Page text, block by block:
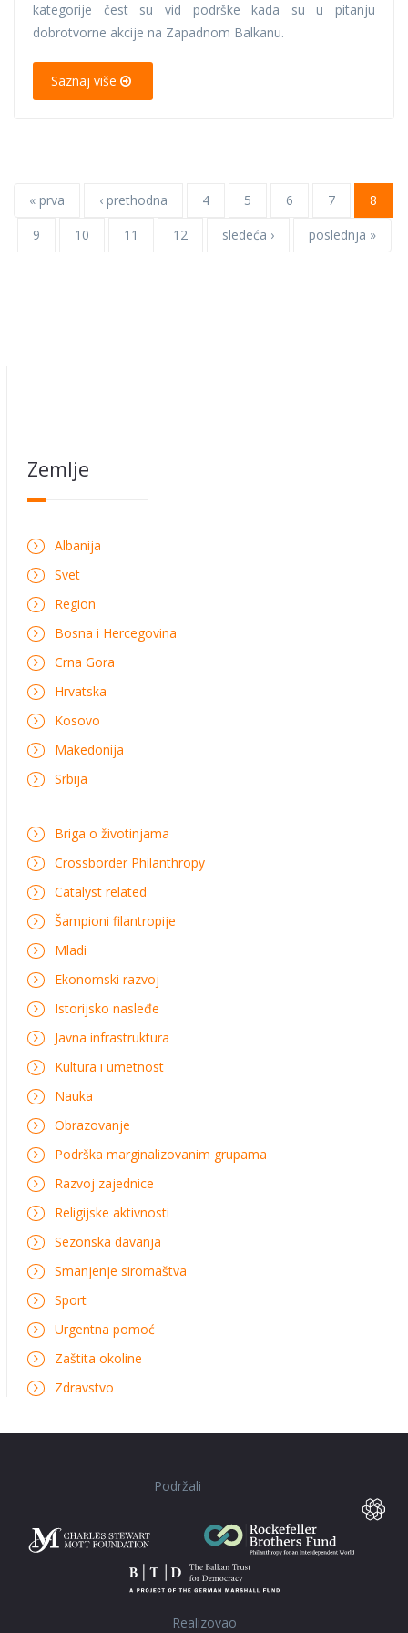
kategorije čest su vid podrške kada su u pitanju
dobrotvorne akcije na Zapadnom Balkanu.
Saznaj više
« prva ‹ prethodna 4 5 6 7
8
9
10 11 12 sledeća › poslednja »
Zemlje
Albanija
Svet
Region
Bosna i Hercegovina
Crna Gora
Hrvatska
Kosovo
Makedonija
Srbija
Briga o životinjama
Crossborder Philanthropy
Catalyst related
Šampioni filantropije
Mladi
Ekonomski razvoj
Istorijsko nasleđe
Javna infrastruktura
Kultura i umetnost
Nauka
Obrazovanje
Podrška marginalizovanim grupama
Razvoj zajednice
Religijske aktivnosti
Sezonska davanja
Smanjenje siromaštva
Sport
Urgentna pomoć
Zaštita okoline
Zdravstvo
Podržali
Realizovao